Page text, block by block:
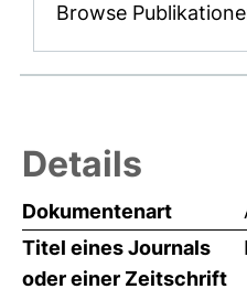
Browse
Details
Dokumentenart
Titel eines Journals
oder einer Zeitschrift